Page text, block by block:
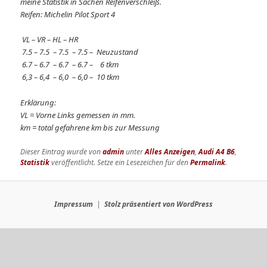
Reifen: Michelin Pilot Sport 4
VL – VR – HL – HR
7.5 – 7.5 – 7.5 – 7.5 – Neuzustand
6.7 – 6.7 – 6.7 – 6.7 – 6 tkm
6,3 – 6,4 – 6,0 – 6,0 – 10 tkm
Erklärung:
VL = Vorne Links gemessen in mm.
km = total gefahrene km bis zur Messung
Dieser Eintrag wurde vonadminunterAlles Anzeigen,Audi A4 B6,
Statistikveröffentlicht. Setze ein Lesezeichen für denPermalink.
Impressum Stolz präsentiert von WordPress